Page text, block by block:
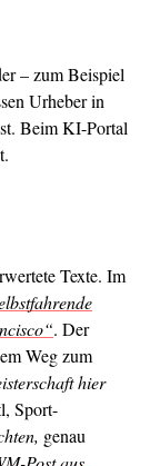
– zum Beispiel
Urheber in
Beim KI-Portal
Texte. Im
. Der
Weg zum
hier
Sport-
genau